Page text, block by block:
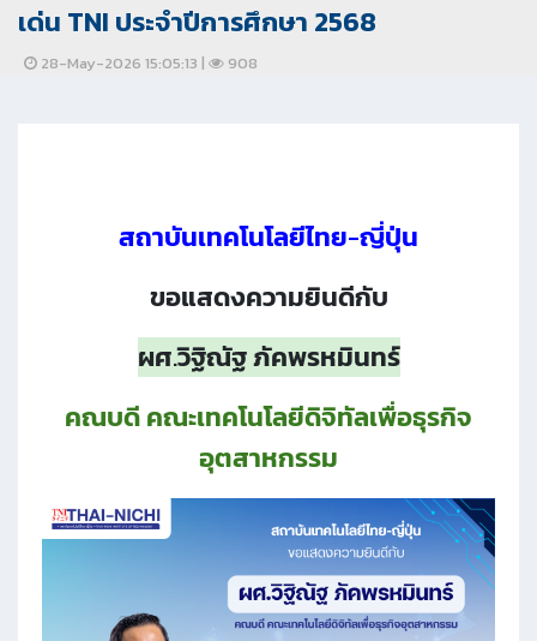
เด่น TNI ประจำปีการศึกษา 2568
28-May-2026 15:05:13 | 908
สถาบันเทคโนโลยีไทย-ญี่ปุ่น
ขอแสดงความยินดีกับ
ผศ.วิฐิณัฐ ภัคพรหมินทร์
คณบดี คณะเทคโนโลยีดิจิทัลเพื่อธุรกิจ
อุตสาหกรรม